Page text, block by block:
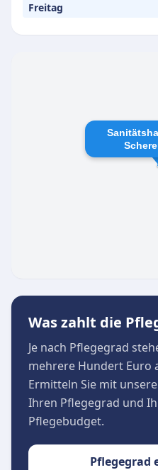
Freitag
Was zahlt die
Je nach Pflegegrad
mehrere Hundert Euro
Ermitteln Sie mit
Ihren Pflegegrad und
Pflegebudget.
Pflegegrad